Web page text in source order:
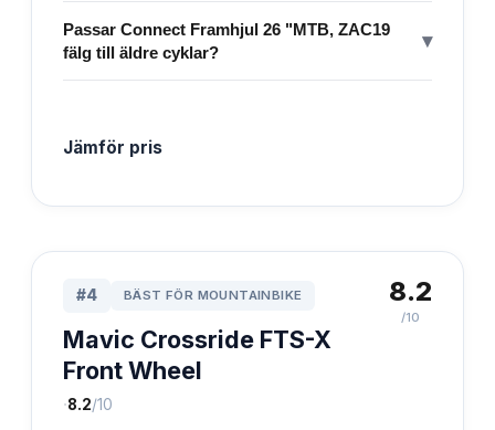
Passar Connect Framhjul 26 "MTB, ZAC19
fälg till äldre cyklar?
▾
Jämför pris
#4 BÄST FÖR MOUNTAINBIKE
Mavic Crossride FTS-X
Front Wheel
·8.2/10
8.2
/10